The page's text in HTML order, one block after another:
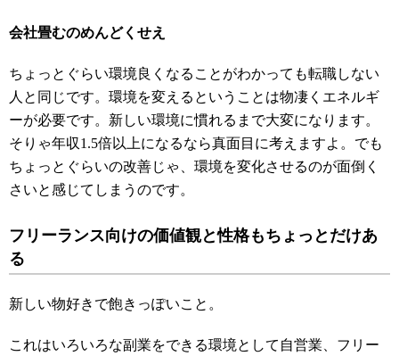
会社畳むのめんどくせえ
ちょっとぐらい環境良くなることがわかっても転職しない
人と同じです。環境を変えるということは物凄くエネルギ
ーが必要です。新しい環境に慣れるまで大変になります。
そりゃ年収1.5倍以上になるなら真面目に考えますよ。でも
ちょっとぐらいの改善じゃ、環境を変化させるのが面倒く
さいと感じてしまうのです。
フリーランス向けの価値観と性格もちょっとだけあ
る
新しい物好きで飽きっぽいこと。
これはいろいろな副業をできる環境として自営業、フリー